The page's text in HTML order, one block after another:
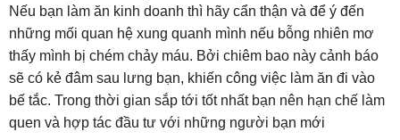
Nếu bạn làm ăn kinh doanh thì hãy cẩn thận và để ý đến
những mối quan hệ xung quanh mình nếu bỗng nhiên mơ
thấy mình bị chém chảy máu. Bởi chiêm bao này cảnh báo
sẽ có kẻ đâm sau lưng bạn, khiến công việc làm ăn đi vào
bế tắc. Trong thời gian sắp tới tốt nhất bạn nên hạn chế làm
quen và hợp tác đầu tư với những người bạn mới